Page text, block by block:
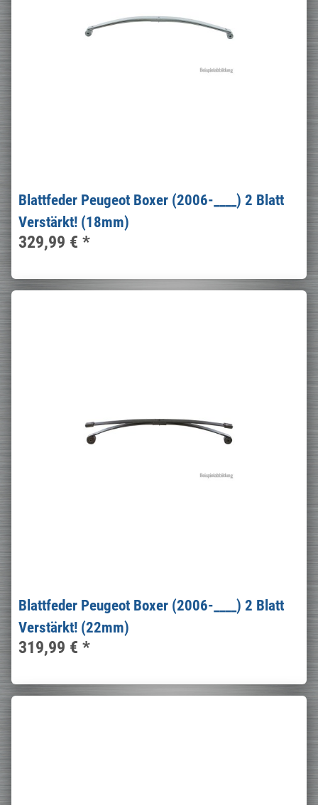
Blattfeder Peugeot Boxer (2006-____) 2 Blatt
Verstärkt! (18mm)
329,99 € *
Blattfeder Peugeot Boxer (2006-____) 2 Blatt
Verstärkt! (22mm)
319,99 € *